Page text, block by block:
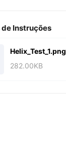
Instruções
Helix_Test_1.png
282.00KB